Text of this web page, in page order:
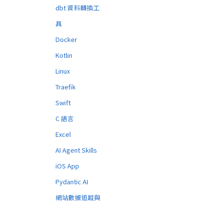
dbt 資料轉換工
具
Docker
Kotlin
Linux
Traefik
Swift
C 語言
Excel
AI Agent Skills
iOS App
Pydantic AI
網站數據追蹤與